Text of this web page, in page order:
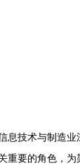
息技术与制造
重要的角色，